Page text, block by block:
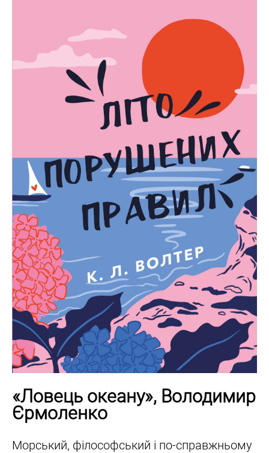
«Ловець океану», Володимир
Єрмоленко
Морський, філософський і по-справжньому